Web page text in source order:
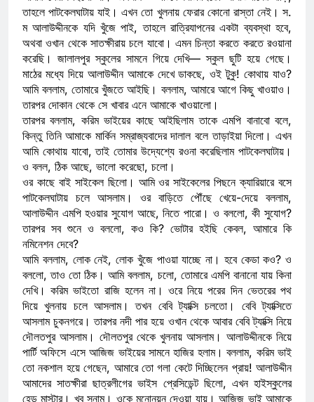
তাহলে পাটকেলঘাটায় যাই। এখন তো খুলনায় ফেরার কোনো রাস্তা নেই। স.
ম আলাউদ্দীনকে যদি খুঁজে পাই, তাহলে রাত্রিযাপনের একটা ব্যবস্থা হবে,
অথবা ওখান থেকে সাতক্ষীরায় চলে যাবো। এমন চিন্তা করতে করতে রওয়ানা
করেছি। জালালপুর স্কুলের সামনে গিয়ে দেখি— স্কুল ছুটি হয়ে গেছে।
মাঠের মধ্যে দিয়ে আলাউদ্দীন আমাকে দেখে ডাকছে, ওই টুকু! কোথায় যাও?
আমি বললাম, তোমারে খুঁজতে আইছি। বললাম, আমারে আগে কিছু খাওয়াও।
তারপর দোকান থেকে সে খাবার এনে আমাকে খাওয়ালো।
তারপর বললাম, করিম ভাইয়ের কাছে আইছিলাম তাকে এমপি বানাবো বলে,
কিন্তু তিনি আমাকে মার্কিন সম্রাজ্যবাদের দালাল বলে তাড়াইয়া দিলো। এখন
আমি কোথায় যাবো, তাই তোমার উদ্যেশ্যে রওনা করেছিলাম পাটকেলঘাটায়।
ও বলল, ঠিক আছে, ভালো করেছো, চলো।
ওর কাছে বাই সাইকেল ছিলো। আমি ওর সাইকেলের পিছনে ক্যারিয়ারে বসে
পাটকেলঘাটায় চলে আসলাম। ওর বাড়িতে পৌঁছে খেয়ে-দেয়ে বললাম,
আলাউদ্দীন এমপি হওয়ার সুযোগ আছে, নিতে পারো। ও বললো, কী সুযোগ?
তারপর সব শুনে ও বললো, কও কি? ভোটার হইছি কেবল, আমারে কি
নমিনেশন দেবে?
আমি বললাম, লোক নেই, লোক খুঁজে পাওয়া যাচ্ছে না। হবে কেডা কও? ও
বললো, তাও তো ঠিক। আমি বললাম, চলো, তোমারে এমপি বানানো যায় কিনা
দেখি। করিম ভাইতো রাজি হলেন না। ওরে নিয়ে পরের দিন ভেতরের পথ
দিয়ে খুলনায় চলে আসলাম। তখন বেবি ট্যাক্সি চলতো। বেবি ট্যাক্সিতে
আসলাম চুকনগরে। তারপর নদী পার হয়ে ওখান থেকে আবার বেবি ট্যাক্সি নিয়ে
দৌলতপুর আসলাম। দৌলতপুর থেকে খুলনায় আসলাম। আলাউদ্দীনকে নিয়ে
পার্টি অফিসে এসে আজিজ ভাইয়ের সামনে হাজির হলাম। বললাম, করিম ভাই
তো নকশাল হয়ে গেছেন, আমারে তো গলা কেটে দিচ্ছিলেন প্রায়! আলাউদ্দীন
আমাদের সাতক্ষীরা ছাত্রলীগের ভাইস প্রেসিডেন্ট ছিলো, এখন হাইস্কুলের
হেড মাস্টার। খুব সুনাম। ওকে মনোনয়ন দেওয়া যায়। আজিজ ভাই আমাকে